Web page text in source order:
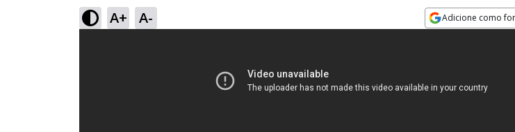
A+ A- Adicione como